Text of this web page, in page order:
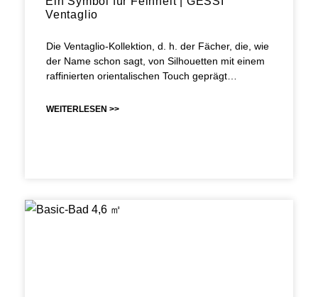
Ventaglio
Die Ventaglio-Kollektion, d. h. der Fächer, die, wie
der Name schon sagt, von Silhouetten mit einem
raffinierten orientalischen Touch geprägt…
WEITERLESEN >>